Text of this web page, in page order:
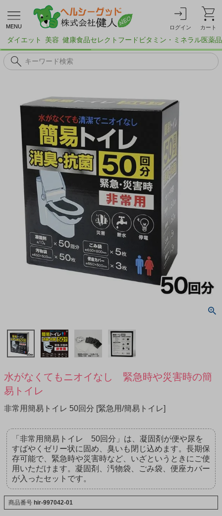
MENU ログイン カート
ダイエット 美容 健康食品セレクトフード ビタミン・ミネラル医薬品
水がなくてもニオイなし 緊急時や災害時の簡
易トイレ
非常用簡易トイレ 50回分 [緊急用/簡易トイレ]
「非常用簡易トイレ 50回分」は、凝固剤が便や尿を
すばやくゼリー状に固め、臭いも閉じ込めます。長期保
存可能で、緊急時や災害時など、いざというときにご使
用いただけます。凝固剤、汚物袋、ごみ袋、便座カバー
が入ったセットです。
商品番号 hir-997042-01